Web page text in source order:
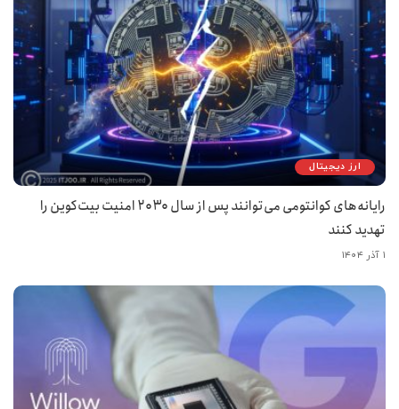
ارز دیجیتال
رایانه‌های کوانتومی می‌توانند پس از سال ۲۰۳۰ امنیت بیت‌کوین را
تهدید کنند
۱ آذر ۱۴۰۴